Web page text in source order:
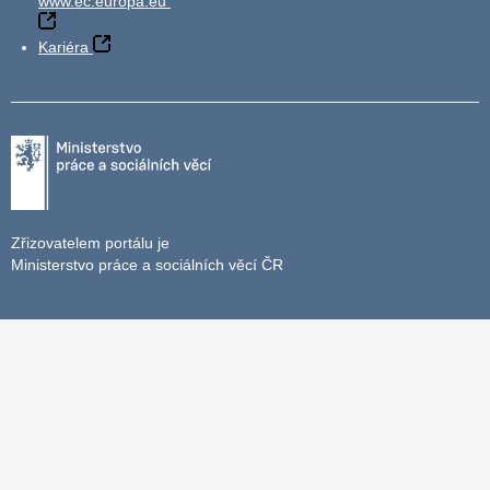
Kariéra
Zřizovatelem portálu je
Ministerstvo práce a sociálních věcí ČR